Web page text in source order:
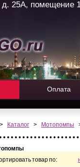
25А, помещение
Оплата
> Каталог > Мотопомпы
товар по: